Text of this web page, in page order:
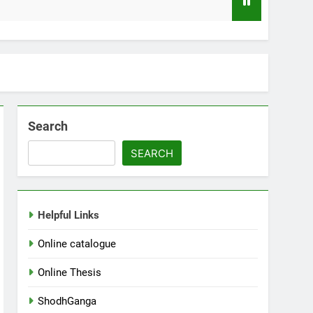
വായനക്കാരുടെ കൂട്ടായ്മ
Search
SEARCH
Helpful Links
Online catalogue
Online Thesis
ShodhGanga